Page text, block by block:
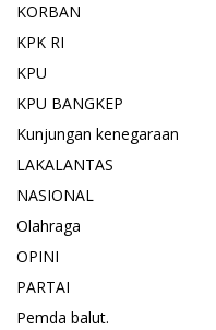
KORBAN
KPK RI
KPU
KPU BANGKEP
Kunjungan kenegaraan
LAKALANTAS
NASIONAL
Olahraga
OPINI
PARTAI
Pemda balut.